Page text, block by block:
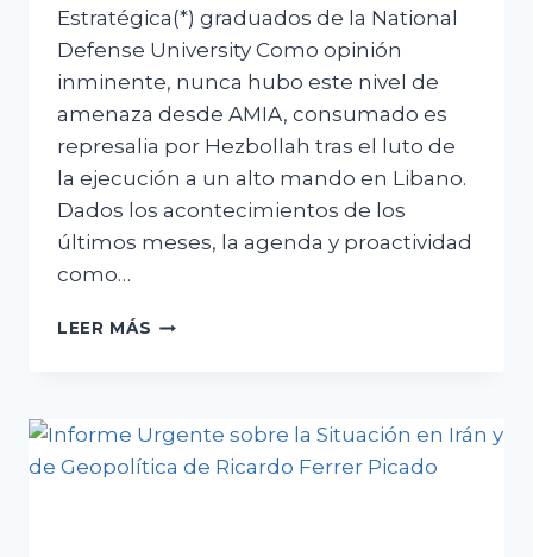
Estratégica(*) graduados de la National
Defense University Como opinión
inminente, nunca hubo este nivel de
amenaza desde AMIA, consumado es
represalia por Hezbollah tras el luto de
la ejecución a un alto mando en Libano.
Dados los acontecimientos de los
últimos meses, la agenda y proactividad
como…
LEER MÁS SE
RIESGO
MÁS